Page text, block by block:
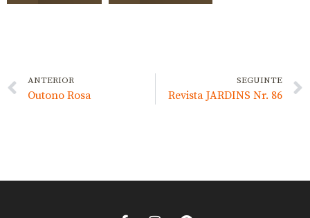
ANTERIOR
Outono Rosa
SEGUINTE
Revista JARDINS Nr. 86